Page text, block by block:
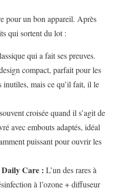
pour un bon appareil. Après
qui sortent du lot :
qui a fait ses preuves.
compact, parfait pour les
inutiles, mais ce qu’il fait, il le
croisée quand il s’agit de
avec embouts adaptés, idéal
puissant pour ouvrir les
Care : L’un des rares à
à l’ozone + diffuseur